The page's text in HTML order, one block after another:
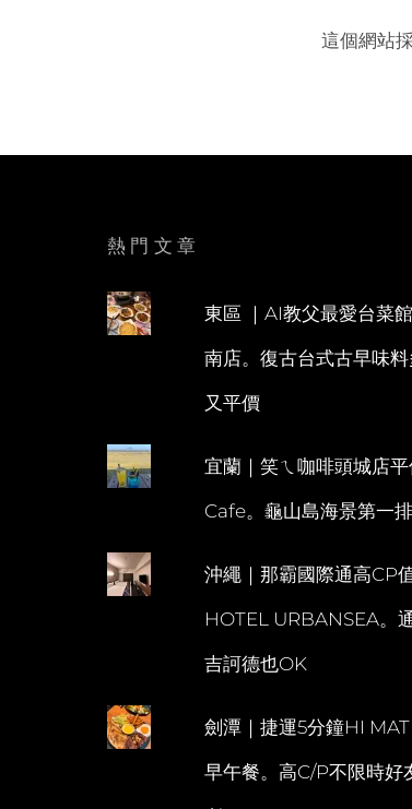
這個網站
熱門文章
東區 ｜AI教父最愛台菜
南店。復古台式古早味
又平價
宜蘭｜笑ㄟ咖啡頭城店
Cafe。龜山島海景第一排
沖繩｜那霸國際通高CP
HOTEL URBANSEA。
吉訶德也OK
劍潭｜捷運5分鐘HI
早午餐。高C/P不限時好